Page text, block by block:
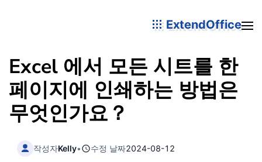
ExtendOffice
Excel 에서 모든 시트를 한
페이지에 인쇄하는 방법은
무엇인가요？
작성자Kelly• 수정 날짜2024-08-12